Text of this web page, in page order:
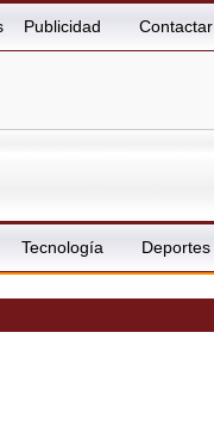
Publicidad Contactar
Tecnología Deportes